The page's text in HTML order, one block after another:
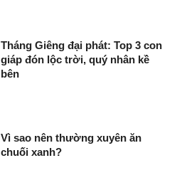
Tháng Giêng đại phát: Top 3 con
giáp đón lộc trời, quý nhân kề
bên
Vì sao nên thường xuyên ăn
chuối xanh?